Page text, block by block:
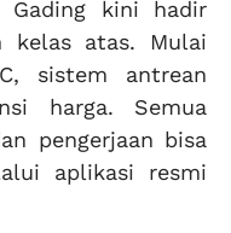
Gading kini hadir
kelas atas. Mulai
sistem antrean
harga. Semua
pengerjaan bisa
aplikasi resmi